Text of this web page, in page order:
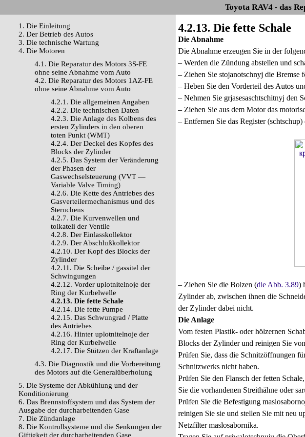
Toyota RAV4 - das
1. Die Einleitung
2. Der Betrieb des Autos
3. Die technische Wartung
4. Die Motoren
4.1. Die Reparatur des Motors 3S-FE
ohne seine Abnahme vom Auto
4.2. Die Reparatur des Motors 1AZ-FE
ohne seine Abnahme vom Auto
4.2.1. Die allgemeinen Angaben
4.2.2. Die technischen Daten
4.2.3. Die Anlage des Kolbens des
ersten Zylinders in den oberen
toten Punkt (WMT)
4.2.4. Der Deckel des Kopfes des
Blocks der Zylinder
4.2.5. Das System der Veränderung
der Phasen der
Gaswechselsteuerung (VVT —
Variable Valve Timing)
4.2.6. Die Kette des Antriebes des
Gasverteilermechanismus und des
Sternchens
4.2.7. Die Kurvenwellen und
tolkateli der Ventile
4.2.8. Der Einlasskollektor
4.2.9. Der Abschlußkollektor
4.2.10. Der Kopf des Blocks der
Zylinder
4.2.11. Die Scheibe / gassitel der
Schwingungen
4.2.12. Vorder uplotnitelnoje der
Ring der Kurbelwelle
4.2.13. Die fette Schale
4.2.14. Die fette Pumpe
4.2.15. Das Schwungrad / Platte
des Antriebes
4.2.16. Hinter uplotnitelnoje der
Ring der Kurbelwelle
4.2.17. Die Stützen der Kraftanlage
4.3. Die Diagnostik und die Vorbereitung
des Motors auf die Generalüberholung
5. Die Systeme der Abkühlung und der
Konditionierung
6. Das Brennstoffsystem und das System der
Ausgabe der durcharbeitenden Gase
7. Die Zündanlage
8. Die Kontrollsysteme und die Senkungen der
Giftigkeit der durcharbeitenden Gase
4.2.13. Die fette Schale
Die Abnahme
Die Abnahme erzeugen Sie in der
– Werden die Zündung abstellen und
– Ziehen Sie stojanotschnyj die Bremse
– Heben Sie den Vorderteil des Autos
– Nehmen Sie grjasesaschtschitnyj den
– Ziehen Sie aus dem Motor das
– Entfernen Sie das Register
– Ziehen Sie die Bolzen (die Abb. 3.89)
Zylinder ab, zwischen ihnen die
der Zylinder dabei nicht.
Die Anlage
Vom festen Plastik- oder hölzernen
Blocks der Zylinder und reinigen Sie
Prüfen Sie, dass die Schnitzöffnungen
Schnitzwerks nicht haben.
Prüfen Sie den Flansch der fetten
Sie die vorhandenen Streithähne oder
Prüfen Sie die Befestigung
reinigen Sie sie und stellen Sie mit neu
Netzfilter maslosabornika.